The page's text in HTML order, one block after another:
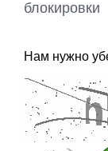
блокировки
Нам нужно